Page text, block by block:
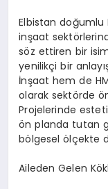
Elbistan doğumlu
inşaat
söz ettiren bir
yenilikçi bir
İnşaat hem de
olarak sektörde
Projelerinde
ön planda tutan
bölgesel ölçekte
Aileden Gelen